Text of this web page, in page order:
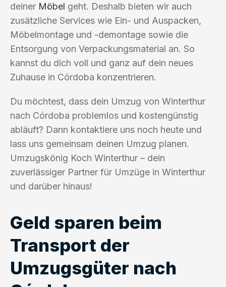
deiner Möbel geht. Deshalb bieten wir auch
zusätzliche Services wie Ein- und Auspacken,
Möbelmontage und -demontage sowie die
Entsorgung von Verpackungsmaterial an. So
kannst du dich voll und ganz auf dein neues
Zuhause in Córdoba konzentrieren.
Du möchtest, dass dein Umzug von Winterthur
nach Córdoba problemlos und kostengünstig
abläuft? Dann kontaktiere uns noch heute und
lass uns gemeinsam deinen Umzug planen.
Umzugskönig Koch Winterthur – dein
zuverlässiger Partner für Umzüge in Winterthur
und darüber hinaus!
Geld sparen beim
Transport der
Umzugsgüter nach